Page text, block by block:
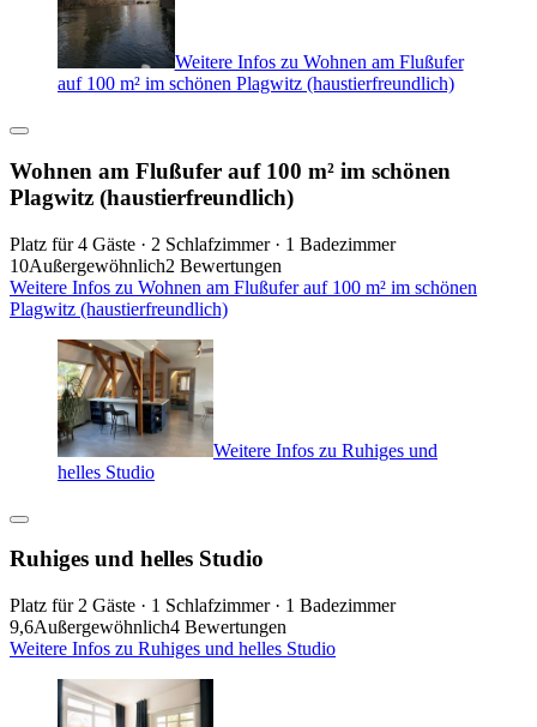
Weitere Infos zu Wohnen am Flußufer
auf 100 m² im schönen Plagwitz (haustierfreundlich)
Wohnen am Flußufer auf 100 m² im schönen
Plagwitz (haustierfreundlich)
Platz für 4 Gäste · 2 Schlafzimmer · 1 Badezimmer
10Außergewöhnlich2 Bewertungen
Weitere Infos zu Wohnen am Flußufer auf 100 m² im schönen
Plagwitz (haustierfreundlich)
Weitere Infos zu Ruhiges und
helles Studio
Ruhiges und helles Studio
Platz für 2 Gäste · 1 Schlafzimmer · 1 Badezimmer
9,6Außergewöhnlich4 Bewertungen
Weitere Infos zu Ruhiges und helles Studio